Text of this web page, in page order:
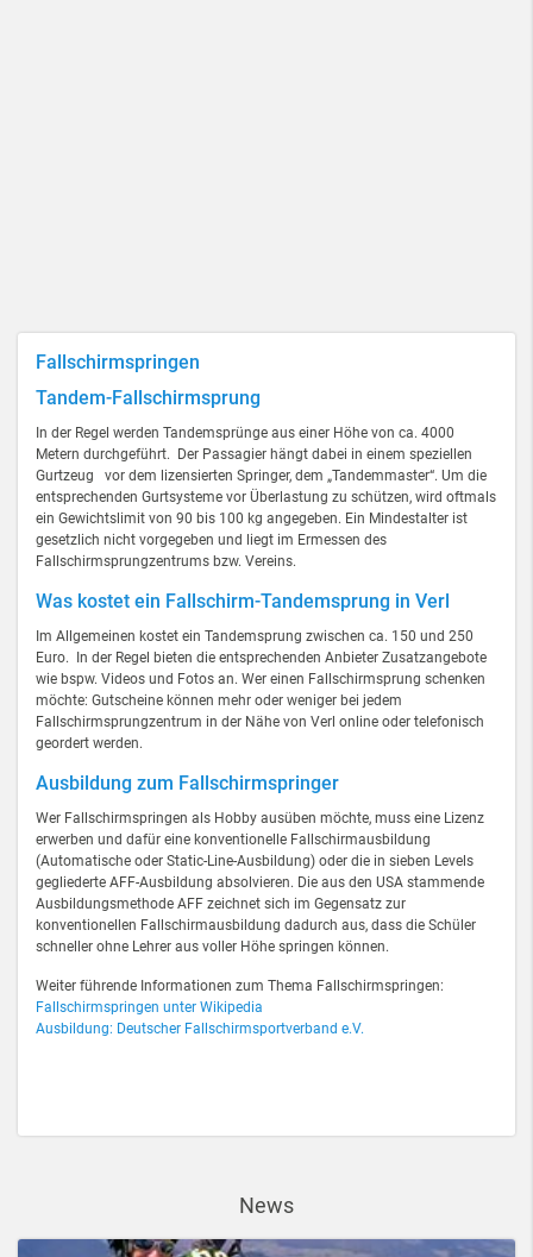
Fallschirmspringen
Tandem-Fallschirmsprung
In der Regel werden Tandemsprünge aus einer Höhe von ca. 4000
Metern durchgeführt. Der Passagier hängt dabei in einem speziellen
Gurtzeug vor dem lizensierten Springer, dem „Tandemmaster“. Um die
entsprechenden Gurtsysteme vor Überlastung zu schützen, wird oftmals
ein Gewichtslimit von 90 bis 100 kg angegeben. Ein Mindestalter ist
gesetzlich nicht vorgegeben und liegt im Ermessen des
Fallschirmsprungzentrums bzw. Vereins.
Was kostet ein Fallschirm-Tandemsprung in Verl
Im Allgemeinen kostet ein Tandemsprung zwischen ca. 150 und 250
Euro. In der Regel bieten die entsprechenden Anbieter Zusatzangebote
wie bspw. Videos und Fotos an. Wer einen Fallschirmsprung schenken
möchte: Gutscheine können mehr oder weniger bei jedem
Fallschirmsprungzentrum in der Nähe von Verl online oder telefonisch
geordert werden.
Ausbildung zum Fallschirmspringer
Wer Fallschirmspringen als Hobby ausüben möchte, muss eine Lizenz
erwerben und dafür eine konventionelle Fallschirmausbildung
(Automatische oder Static-Line-Ausbildung) oder die in sieben Levels
gegliederte AFF-Ausbildung absolvieren. Die aus den USA stammende
Ausbildungsmethode AFF zeichnet sich im Gegensatz zur
konventionellen Fallschirmausbildung dadurch aus, dass die Schüler
schneller ohne Lehrer aus voller Höhe springen können.
Weiter führende Informationen zum Thema Fallschirmspringen:
Fallschirmspringen unter Wikipedia
Ausbildung: Deutscher Fallschirmsportverband e.V.
News